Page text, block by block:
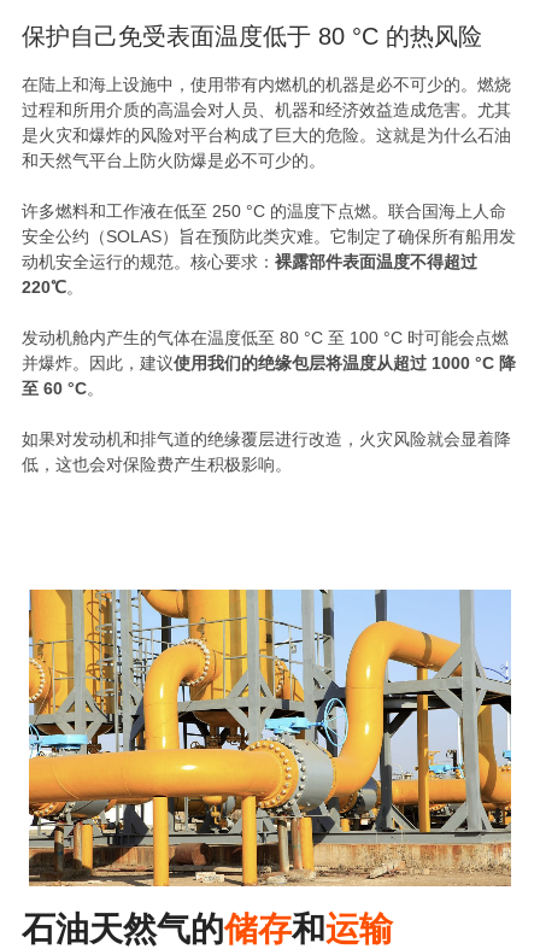
保护自己免受表面温度低于 80 °C 的热风险
在陆上和海上设施中，使用带有内燃机的机器是必不可少的。燃烧
过程和所用介质的高温会对人员、机器和经济效益造成危害。尤其
是火灾和爆炸的风险对平台构成了巨大的危险。这就是为什么石油
和天然气平台上防火防爆是必不可少的。
许多燃料和工作液在低至 250 °C 的温度下点燃。联合国海上人命
安全公约（SOLAS）旨在预防此类灾难。它制定了确保所有船用发
动机安全运行的规范。核心要求： 裸露部件表面温度不得超过
220℃。
发动机舱内产生的气体在温度低至 80 °C 至 100 °C 时可能会点燃
并爆炸。因此，建议使用我们的绝缘包层将温度从超过 1000 °C 降
至 60 °C。
如果对发动机和排气道的绝缘覆层进行改造，火灾风险就会显着降
低，这也会对保险费产生积极影响。
石油天然气的储存和运输